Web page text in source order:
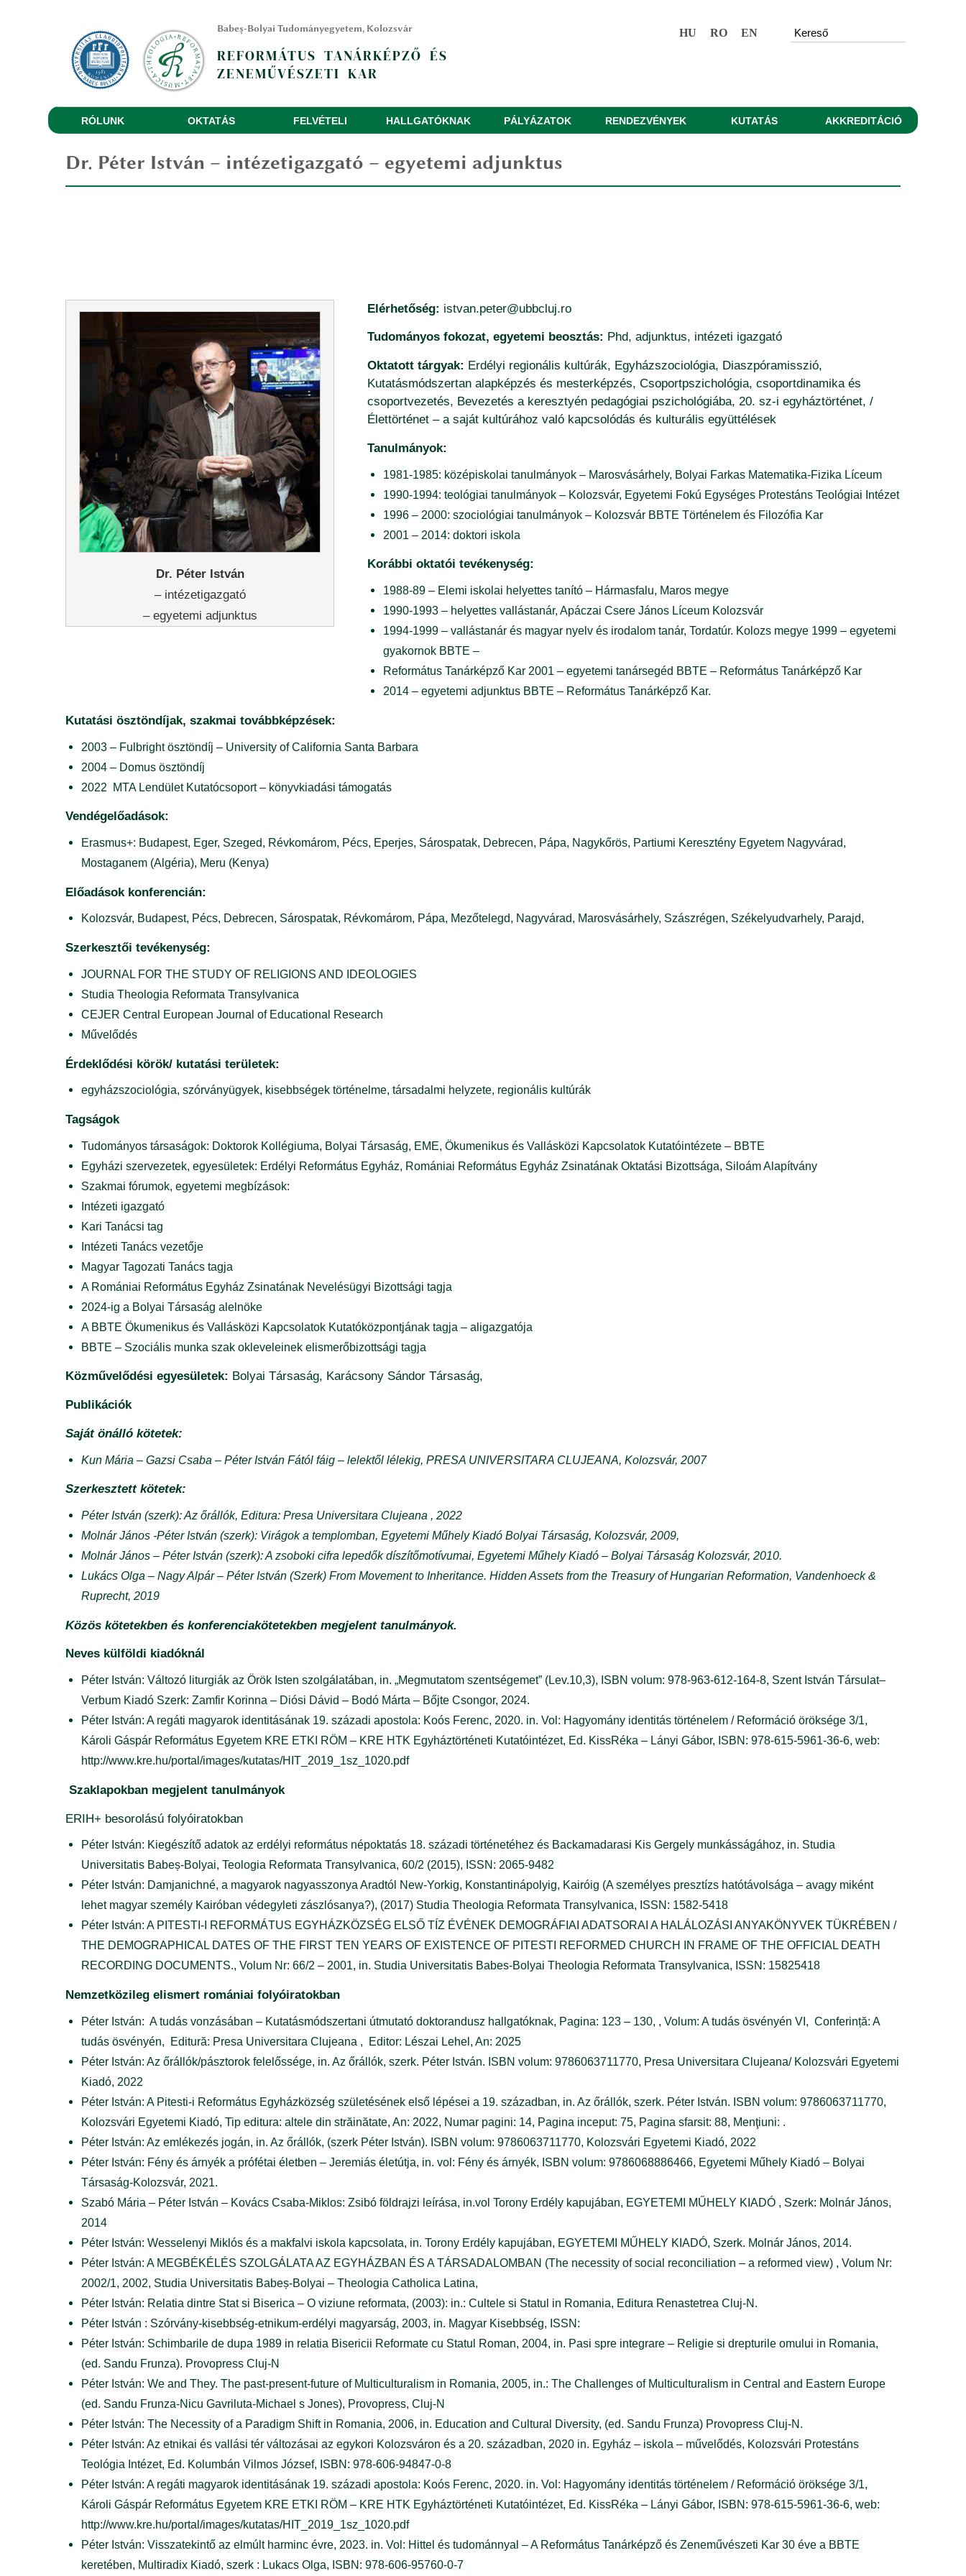
Babeș-Bolyai Tudományegyetem, Kolozsvár
REFORMÁTUS TANÁRKÉPZŐ ÉS
ZENEMŰVÉSZETI KAR
HU RO EN
RÓLUNK OKTATÁS
Doktori Iskola
FELVÉTELI HALLGATÓKNAK PÁLYÁZATOK RENDEZVÉNYEK KUTATÁS AKKREDITÁCIÓ
Dr. Péter István – intézetigazgató – egyetemi adjunktus
Dr. Péter István
– intézetigazgató
– egyetemi adjunktus
Elérhetőség: istvan.peter@ubbcluj.ro
Tudományos fokozat, egyetemi beosztás: Phd, adjunktus, intézeti igazgató
Oktatott tárgyak: Erdélyi regionális kultúrák, Egyházszociológia, Diaszpóramisszió,
Kutatásmódszertan alapképzés és mesterképzés, Csoportpszichológia, csoportdinamika és
csoportvezetés, Bevezetés a keresztyén pedagógiai pszichológiába, 20. sz-i egyháztörténet, /
Élettörténet – a saját kultúrához való kapcsolódás és kulturális együttélések
Tanulmányok:
1981-1985: középiskolai tanulmányok – Marosvásárhely, Bolyai Farkas Matematika-Fizika Líceum
1990-1994: teológiai tanulmányok – Kolozsvár, Egyetemi Fokú Egységes Protestáns Teológiai Intézet
1996 – 2000: szociológiai tanulmányok – Kolozsvár BBTE Történelem és Filozófia Kar
2001 – 2014: doktori iskola
Korábbi oktatói tevékenység:
1988-89 – Elemi iskolai helyettes tanító – Hármasfalu, Maros megye
1990-1993 – helyettes vallástanár, Apáczai Csere János Líceum Kolozsvár
1994-1999 – vallástanár és magyar nyelv és irodalom tanár, Tordatúr. Kolozs megye 1999 – egyetemi
gyakornok BBTE –
Református Tanárképző Kar 2001 – egyetemi tanársegéd BBTE – Református Tanárképző Kar
2014 – egyetemi adjunktus BBTE – Református Tanárképző Kar.
Kutatási ösztöndíjak, szakmai továbbképzések:
2003 – Fulbright ösztöndíj – University of California Santa Barbara
2004 – Domus ösztöndíj
2022 MTA Lendület Kutatócsoport – könyvkiadási támogatás
Vendégelőadások:
Erasmus+: Budapest, Eger, Szeged, Révkomárom, Pécs, Eperjes, Sárospatak, Debrecen, Pápa, Nagykőrös, Partiumi Keresztény Egyetem Nagyvárad,
Mostaganem (Algéria), Meru (Kenya)
Előadások konferencián:
Kolozsvár, Budapest, Pécs, Debrecen, Sárospatak, Révkomárom, Pápa, Mezőtelegd, Nagyvárad, Marosvásárhely, Szászrégen, Székelyudvarhely, Parajd,
Szerkesztői tevékenység:
JOURNAL FOR THE STUDY OF RELIGIONS AND IDEOLOGIES
Studia Theologia Reformata Transylvanica
CEJER Central European Journal of Educational Research
Művelődés
Érdeklődési körök/ kutatási területek:
egyházszociológia, szórványügyek, kisebbségek történelme, társadalmi helyzete, regionális kultúrák
Tagságok
Tudományos társaságok: Doktorok Kollégiuma, Bolyai Társaság, EME, Ökumenikus és Vallásközi Kapcsolatok Kutatóintézete – BBTE
Egyházi szervezetek, egyesületek: Erdélyi Református Egyház, Romániai Református Egyház Zsinatának Oktatási Bizottsága, Siloám Alapítvány
Szakmai fórumok, egyetemi megbízások:
Intézeti igazgató
Kari Tanácsi tag
Intézeti Tanács vezetője
Magyar Tagozati Tanács tagja
A Romániai Református Egyház Zsinatának Nevelésügyi Bizottsági tagja
2024-ig a Bolyai Társaság alelnöke
A BBTE Ökumenikus és Vallásközi Kapcsolatok Kutatóközpontjának tagja – aligazgatója
BBTE – Szociális munka szak okleveleinek elismerőbizottsági tagja
Közművelődési egyesületek: Bolyai Társaság, Karácsony Sándor Társaság,
Publikációk
Saját önálló kötetek:
Kun Mária – Gazsi Csaba – Péter István Fától fáig – lelektől lélekig, PRESA UNIVERSITARA CLUJEANA, Kolozsvár, 2007
Szerkesztett kötetek:
Péter István (szerk): Az őrállók, Editura: Presa Universitara Clujeana , 2022
Molnár János -Péter István (szerk): Virágok a templomban, Egyetemi Műhely Kiadó Bolyai Társaság, Kolozsvár, 2009,
Molnár János – Péter István (szerk): A zsoboki cifra lepedők díszítőmotívumai, Egyetemi Műhely Kiadó – Bolyai Társaság Kolozsvár, 2010.
Lukács Olga – Nagy Alpár – Péter István (Szerk) From Movement to Inheritance. Hidden Assets from the Treasury of Hungarian Reformation, Vandenhoeck &
Ruprecht, 2019
Közös kötetekben és konferenciakötetekben megjelent tanulmányok.
Neves külföldi kiadóknál
Péter István: Változó liturgiák az Örök Isten szolgálatában, in. „Megmutatom szentségemet” (Lev.10,3), ISBN volum: 978-963-612-164-8, Szent István Társulat–
Verbum Kiadó Szerk: Zamfir Korinna – Diósi Dávid – Bodó Márta – Bőjte Csongor, 2024.
Péter István: A regáti magyarok identitásának 19. századi apostola: Koós Ferenc, 2020. in. Vol: Hagyomány identitás történelem / Reformáció öröksége 3/1,
Károli Gáspár Református Egyetem KRE ETKI RÖM – KRE HTK Egyháztörténeti Kutatóintézet, Ed. KissRéka – Lányi Gábor, ISBN: 978-615-5961-36-6, web:
http://www.kre.hu/portal/images/kutatas/HIT_2019_1sz_1020.pdf
Szaklapokban megjelent tanulmányok
ERIH+ besorolású folyóiratokban
Péter István: Kiegészítő adatok az erdélyi református népoktatás 18. századi történetéhez és Backamadarasi Kis Gergely munkásságához, in. Studia
Universitatis Babeș-Bolyai, Teologia Reformata Transylvanica, 60/2 (2015), ISSN: 2065-9482
Péter István: Damjanichné, a magyarok nagyasszonya Aradtól New-Yorkig, Konstantinápolyig, Kairóig (A személyes presztízs hatótávolsága – avagy miként
lehet magyar személy Kairóban védegyleti zászlósanya?), (2017) Studia Theologia Reformata Transylvanica, ISSN: 1582-5418
Péter István: A PITESTI-I REFORMÁTUS EGYHÁZKÖZSÉG ELSŐ TÍZ ÉVÉNEK DEMOGRÁFIAI ADATSORAI A HALÁLOZÁSI ANYAKÖNYVEK TÜKRÉBEN /
THE DEMOGRAPHICAL DATES OF THE FIRST TEN YEARS OF EXISTENCE OF PITESTI REFORMED CHURCH IN FRAME OF THE OFFICIAL DEATH
RECORDING DOCUMENTS., Volum Nr: 66/2 – 2001, in. Studia Universitatis Babes-Bolyai Theologia Reformata Transylvanica, ISSN: 15825418
Nemzetközileg elismert romániai folyóiratokban
Péter István: A tudás vonzásában – Kutatásmódszertani útmutató doktorandusz hallgatóknak, Pagina: 123 – 130, , Volum: A tudás ösvényén VI, Conferință: A
tudás ösvényén, Editură: Presa Universitara Clujeana , Editor: Lészai Lehel, An: 2025
Péter István: Az őrállók/pásztorok felelőssége, in. Az őrállók, szerk. Péter István. ISBN volum: 9786063711770, Presa Universitara Clujeana/ Kolozsvári Egyetemi
Kiadó, 2022
Péter István: A Pitesti-i Református Egyházközség születésének első lépései a 19. században, in. Az őrállók, szerk. Péter István. ISBN volum: 9786063711770,
Kolozsvári Egyetemi Kiadó, Tip editura: altele din străinătate, An: 2022, Numar pagini: 14, Pagina inceput: 75, Pagina sfarsit: 88, Menţiuni: .
Péter István: Az emlékezés jogán, in. Az őrállók, (szerk Péter István). ISBN volum: 9786063711770, Kolozsvári Egyetemi Kiadó, 2022
Péter István: Fény és árnyék a prófétai életben – Jeremiás életútja, in. vol: Fény és árnyék, ISBN volum: 9786068886466, Egyetemi Műhely Kiadó – Bolyai
Társaság-Kolozsvár, 2021.
Szabó Mária – Péter István – Kovács Csaba-Miklos: Zsibó földrajzi leírása, in.vol Torony Erdély kapujában, EGYETEMI MŰHELY KIADÓ , Szerk: Molnár János,
2014
Péter István: Wesselenyi Miklós és a makfalvi iskola kapcsolata, in. Torony Erdély kapujában, EGYETEMI MŰHELY KIADÓ, Szerk. Molnár János, 2014.
Péter István: A MEGBÉKÉLÉS SZOLGÁLATA AZ EGYHÁZBAN ÉS A TÁRSADALOMBAN (The necessity of social reconciliation – a reformed view) , Volum Nr:
2002/1, 2002, Studia Universitatis Babeș-Bolyai – Theologia Catholica Latina,
Péter István: Relatia dintre Stat si Biserica – O viziune reformata, (2003): in.: Cultele si Statul in Romania, Editura Renastetrea Cluj-N.
Péter István : Szórvány-kisebbség-etnikum-erdélyi magyarság, 2003, in. Magyar Kisebbség, ISSN:
Péter István: Schimbarile de dupa 1989 in relatia Bisericii Reformate cu Statul Roman, 2004, in. Pasi spre integrare – Religie si drepturile omului in Romania,
(ed. Sandu Frunza). Provopress Cluj-N
Péter István: We and They. The past-present-future of Multiculturalism in Romania, 2005, in.: The Challenges of Multiculturalism in Central and Eastern Europe
(ed. Sandu Frunza-Nicu Gavriluta-Michael s Jones), Provopress, Cluj-N
Péter István: The Necessity of a Paradigm Shift in Romania, 2006, in. Education and Cultural Diversity, (ed. Sandu Frunza) Provopress Cluj-N.
Péter István: Az etnikai és vallási tér változásai az egykori Kolozsváron és a 20. században, 2020 in. Egyház – iskola – művelődés, Kolozsvári Protestáns
Teológia Intézet, Ed. Kolumbán Vilmos József, ISBN: 978-606-94847-0-8
Péter István: A regáti magyarok identitásának 19. századi apostola: Koós Ferenc, 2020. in. Vol: Hagyomány identitás történelem / Reformáció öröksége 3/1,
Károli Gáspár Református Egyetem KRE ETKI RÖM – KRE HTK Egyháztörténeti Kutatóintézet, Ed. KissRéka – Lányi Gábor, ISBN: 978-615-5961-36-6, web:
http://www.kre.hu/portal/images/kutatas/HIT_2019_1sz_1020.pdf
Péter István: Visszatekintő az elmúlt harminc évre, 2023. in. Vol: Hittel és tudománnyal – A Református Tanárképző és Zeneművészeti Kar 30 éve a BBTE
keretében, Multiradix Kiadó, szerk : Lukacs Olga, ISBN: 978-606-95760-0-7